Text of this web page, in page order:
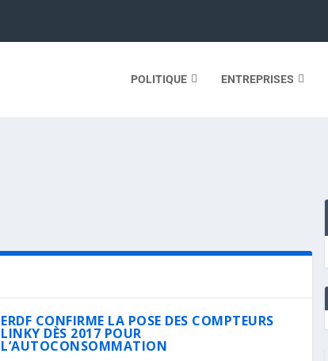
POLITIQUE ENTREPRISES
ERDF CONFIRME LA POSE DES COMPTEURS
LINKY DÈS 2017 POUR
L’AUTOCONSOMMATION